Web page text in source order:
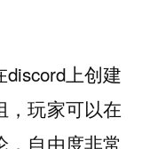
上创建
，玩家可以在
自由度非常